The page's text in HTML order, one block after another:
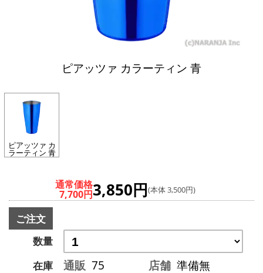
ピアッツァ カラーティン 青
ピアッツァ カ
ラーティン 青
通常価格
7,700円3,850円(本体 3,500円)
ご注文
数量
在庫
通販 75 店舗 準備無